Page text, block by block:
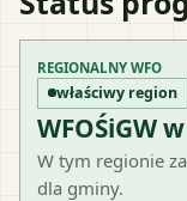
REGIONALNY WFO
właściwy region
WFOŚiGW
W tym regionie
dla gminy.